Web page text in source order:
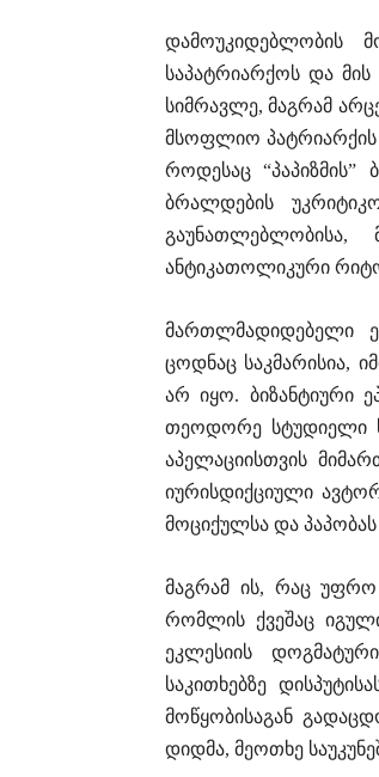
დამოუკიდებლობის
საპატრიარქოს და
სიმრავლე, მაგრამ
მსოფლიო პატრიარქის
როდესაც
ბრალდების
ანტიკათოლიკური
მართლმადიდებელი
ცოდნაც საკმარისია,
არ იყო. ბიზანტიური
თეოდორე სტუდიელი
აპელაციისთვის
იურისდიქციული
მოციქულსა და
მაგრამ ის, რაც უფრო
რომლის ქვეშაც
ეკლესიის
საკითხებზე
მოწყობისაგან
დიდმა, მეოთხე